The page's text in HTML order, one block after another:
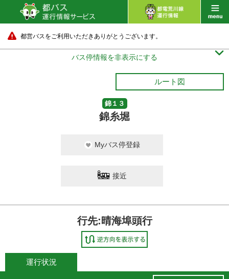
都営バスをご利用いただきありがとうございます。
バス停情報を非表示にする 
ルート図
錦１３
錦糸堀
Myバス停登録
接近
行先:晴海埠頭行
運行状況